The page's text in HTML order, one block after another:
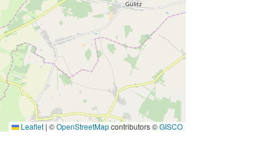
Leaflet | ©OpenStreetMapcontributors ©GISCO